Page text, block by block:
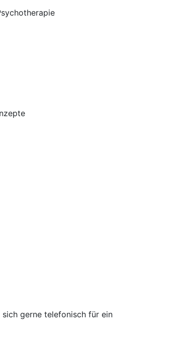
gerne telefonisch für ein